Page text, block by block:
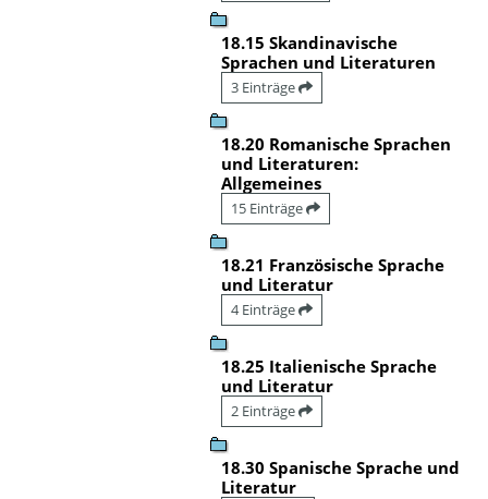
18.15 Skandinavische
Sprachen und Literaturen
3 Einträge
18.20 Romanische Sprachen
und Literaturen:
Allgemeines
15 Einträge
18.21 Französische Sprache
und Literatur
4 Einträge
18.25 Italienische Sprache
und Literatur
2 Einträge
18.30 Spanische Sprache und
Literatur